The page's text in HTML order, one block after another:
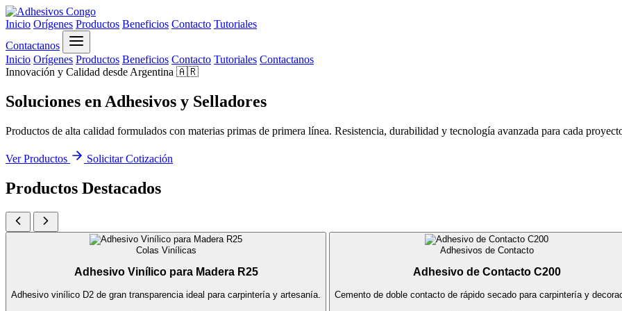
Inicio Orígenes Productos Beneficios Contacto Tutoriales
Contactanos
Inicio Orígenes Productos Beneficios Contacto Tutoriales Contactanos
Innovación y Calidad desde Argentina 🇦🇷
Soluciones en Adhesivos y Selladores
Productos de alta calidad formulados con materias primas de primera línea. Resistencia, durabilidad y tecnología avanzada para cada
Ver Productos Solicitar Cotización
Productos Destacados
Colas Vinílicas
Adhesivo Vinílico para Madera R25
Adhesivo vinílico D2 de gran transparencia ideal para carpintería y artesanía.
Adhesivos de Contacto
Adhesivo de Contacto C200
Cemento de doble contacto de rápido secado para carpintería y